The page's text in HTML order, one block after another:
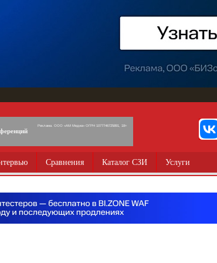
Реклама. ООО «АМ Медиа» ОГРН 1077746725891, 18+
Сравнения Каталог СЗИ Услуги